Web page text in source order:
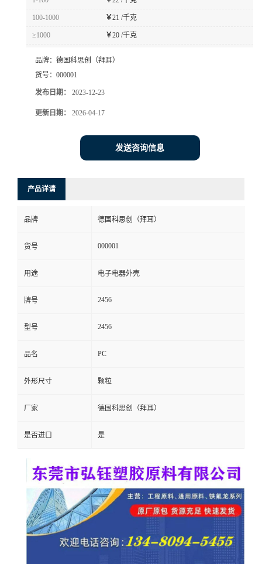
留
言
100-1000 ￥21 /千克
≥1000 ￥20 /千克
品牌： 德国科思创（拜耳）
货号： 000001
发布日期： 2023-12-23
更新日期： 2026-04-17
发送咨询信息
产品详请
品牌 德国科思创（拜耳）
货号 000001
用途 电子电器外壳
牌号 2456
型号 2456
品名 PC
外形尺寸 颗粒
厂家 德国科思创（拜耳）
是否进口 是